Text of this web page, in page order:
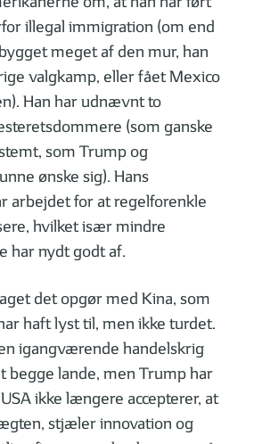
illegal immigration (om end
meget af den mur, han
valgkamp, eller fået Mexico
Han har udnævnt to
(som ganske
som Trump og
ønske sig). Hans
arbejdet for at regelforenkle
hvilket især mindre
har nydt godt af.
det opgør med Kina, som
haft lyst til, men ikke turdet.
igangværende handelskrig
begge lande, men Trump har
ikke længere accepterer, at
stjæler innovation og